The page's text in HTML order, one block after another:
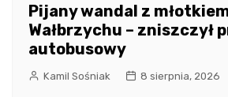
Pijany wandal z
Wałbrzychu – zniszczył
autobusowy
Kamil Sośniak 8 sierpnia, 2026